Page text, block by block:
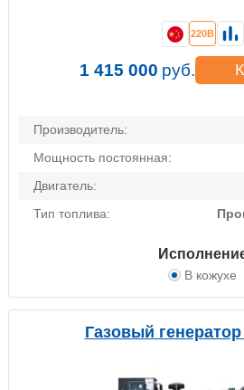
Производитель:
Мощность постоянная:
Двигатель:
Тип топлива:
В кожухе
220В
1 415 000 руб.
Газовый генератор